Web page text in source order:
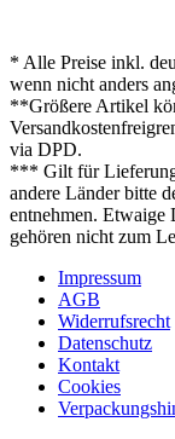
* Alle Preise inkl.
wenn nicht anders
**Größere Artikel
via DPD.
*** Gilt für
andere Länder bitte
entnehmen. Etwaige
gehören nicht zum
Impressum
AGB
Widerrufsrecht
Datenschutz
Kontakt
Cookies